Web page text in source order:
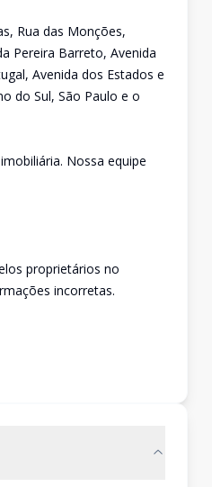
Rua das Monções,
Pereira Barreto, Avenida
Avenida dos Estados e
do Sul, São Paulo e o
Nossa equipe
proprietários no
incorretas.